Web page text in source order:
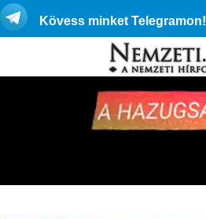
Kövess minket Telegramon!